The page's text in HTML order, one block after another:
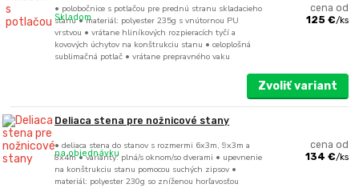
• polobočnice s potlačou pre prednú stranu skladacieho
stanu • materiál: polyester 235g s vnútornou PU
vrstvou • vrátane hliníkových rozpieracích tyčí a
kovových úchytov na konštrukciu stanu • celoplošná
sublimačná potlač • vrátane prepravného vaku
cena od
125 €/ks
Skladom
Zvoliť variant
Deliaca stena pre nožnicové stany
• deliaca stena do stanov s rozmermi 6x3m, 9x3m a
8x4m • varianty: plná/s oknom/so dverami • upevnenie
na konštrukciu stanu pomocou suchých zipsov •
materiál: polyester 230g so zníženou horľavosťou
cena od
134 €/ks
na objednávku